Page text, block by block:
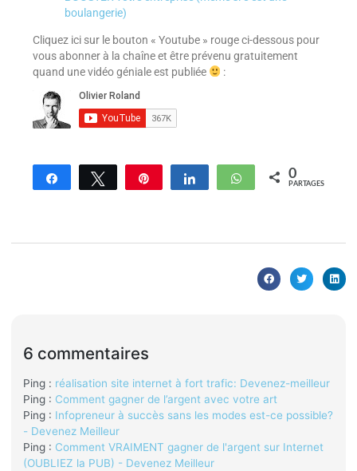
boulangerie)
Cliquez ici sur le bouton « Youtube » rouge ci-dessous pour
vous abonner à la chaîne et être prévenu gratuitement
quand une vidéo géniale est publiée
:
Partagez Tweetez Enregistrer Partagez WhatsApp
0
PARTAGES
6 commentaires
Ping : réalisation site internet à fort trafic: Devenez-meilleur
Ping : Comment gagner de l’argent avec votre art
Ping : Infopreneur à succès sans les modes est-ce possible?
- Devenez Meilleur
Ping : Comment VRAIMENT gagner de l'argent sur Internet
(OUBLIEZ la PUB) - Devenez Meilleur